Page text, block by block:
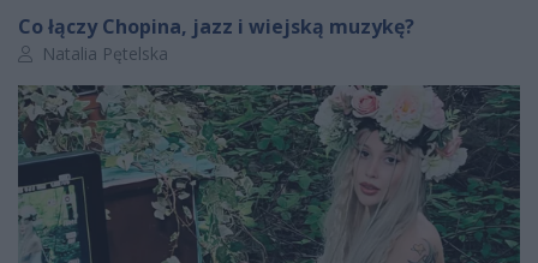
Co łączy Chopina, jazz i wiejską muzykę?
Autor artykułu:
Natalia Pętelska